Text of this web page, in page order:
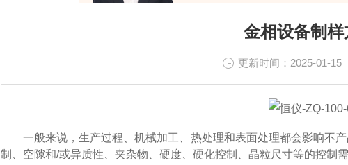
金相设备制
更新时间：2025-01-
一般来说，生产过程、机械加工、热处理和表面处理都会影响不
制、空隙和/或异质性、夹杂物、硬度、硬化控制、晶粒尺寸等的控制需